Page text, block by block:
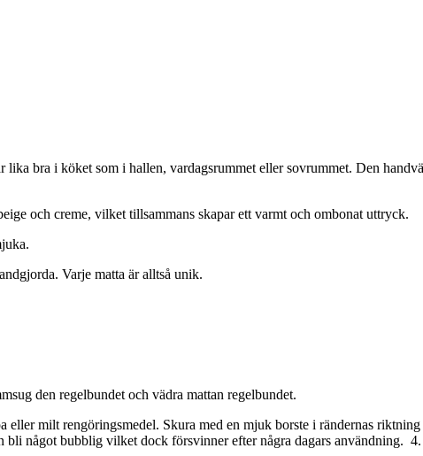
bra i köket som i hallen, vardagsrummet eller sovrummet. Den
och creme, vilket tillsammans skapar ett varmt och ombonat uttryck.
Varje matta är alltså unik.
den regelbundet och vädra mattan regelbundet.
eller milt rengöringsmedel. Skura med en mjuk borste i rändernas
något bubblig vilket dock försvinner efter några dagars användning.